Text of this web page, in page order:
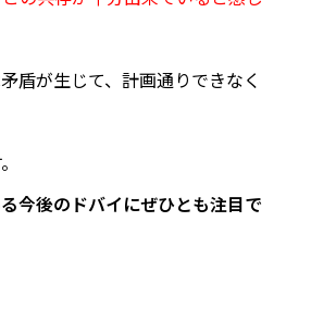
盾が生じて、計画通りできなく
今後のドバイにぜひとも注目で